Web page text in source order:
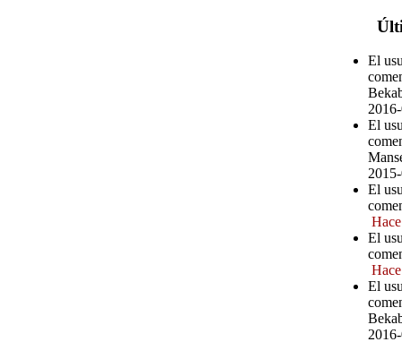
El
El
El
El
El